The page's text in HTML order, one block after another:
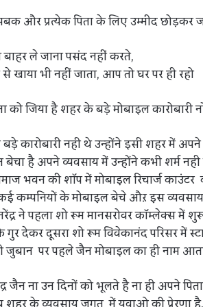
और प्रत्येक पिता के लिए उम्मीद छोड़कर
ले जाना पसंद नहीं करते,
भी नहीं जाता, आप तो घर पर ही रहो
जिया है शहर के बड़े मोबाइल कारोबारी
कारोबारी नही थे उन्होंने इसी शहर में
है अपने व्यवसाय में उन्होंने कभी शर्म
भवन की शॉप में मोबाइल रिचार्ज
कम्पनियों के मोबाइल बेचे औऱ इस
ने पहला शो रूम मानसरोवर कॉम्लेक्स में
देकर दूसरा शो रूम विवेकानंद परिसर में
जुबान पर पहले जैन मोबाइल का ही नाम
ना उन दिनों को भूलते है ना ही अपने